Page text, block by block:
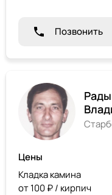
Позвонить
Цены
Кладка камина
от 100 ₽ / кирпич